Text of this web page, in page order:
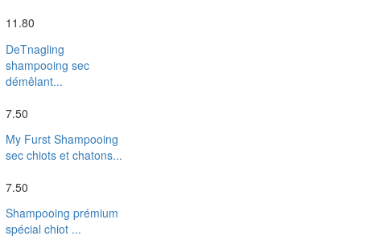
11.80
DeTnagling
shampooing sec
démêlant...
7.50
My Furst Shampooing
sec chiots et chatons...
7.50
Shampooing prémium
spécial chiot ...